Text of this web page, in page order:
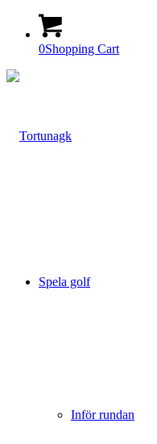
0Shopping Cart
Spela golf
Inför rundan